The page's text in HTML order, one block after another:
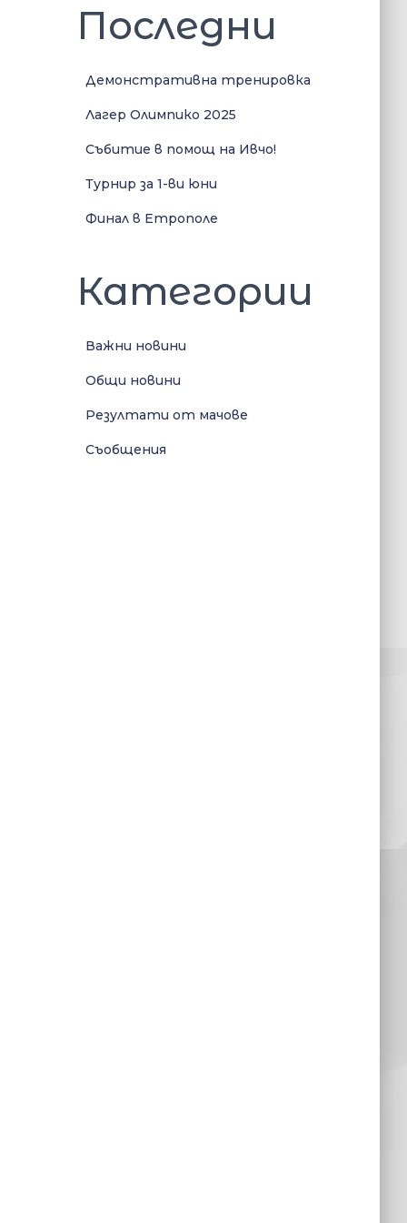
Последни
Демонстративна тренировка
Лагер Олимпико 2025
Събитие в помощ на Ивчо!
Турнир за 1-ви юни
Финал в Етрополе
Категории
Важни новини
Общи новини
Резултати от мачове
Съобщения